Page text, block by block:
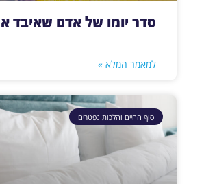
סדר יומו של אדם שאיבד
למאמר המלא »
סוף החיים והלכות נפטרים